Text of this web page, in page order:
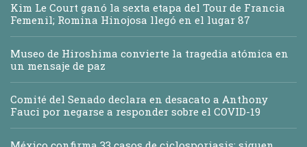
Kim Le Court ganó la sexta etapa del Tour de Francia
Femenil; Romina Hinojosa llegó en el lugar 87
Museo de Hiroshima convierte la tragedia atómica en
un mensaje de paz
Comité del Senado declara en desacato a Anthony
Fauci por negarse a responder sobre el COVID-19